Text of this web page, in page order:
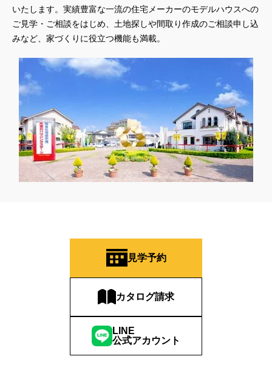
いたします。実績豊富な一流の住宅メーカーのモデルハウスへの
ご見学・ご相談をはじめ、土地探しや間取り作成のご相談申し込
みなど、家づくりに役立つ機能も満載。
見学予約
カタログ請求
LINE
公式アカウント